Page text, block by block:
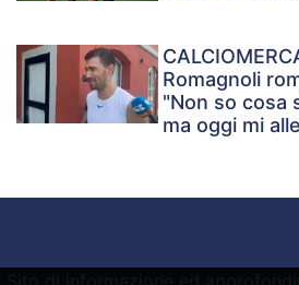
Romagnoli
"Non so cosa
ma oggi mi